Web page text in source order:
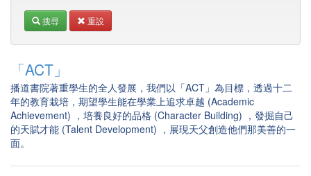
搜尋 重設
「ACT」
播道書院著重學生的全人發展，我們以「ACT」為目標，透過十二
年的教育栽培，期望學生能在學業上追求卓越 (Academic
Achievement) ，培養良好的品格 (Character Building) ，發掘自己
的天賦才能 (Talent Development) ，展現天父創造他們那美善的一
面。